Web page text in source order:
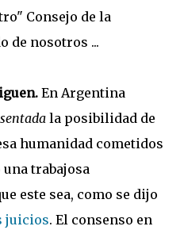
Consejo de la
de nosotros ...
En Argentina
la posibilidad de
humanidad cometidos
una trabajosa
este sea, como se dijo
juicios. El consenso en